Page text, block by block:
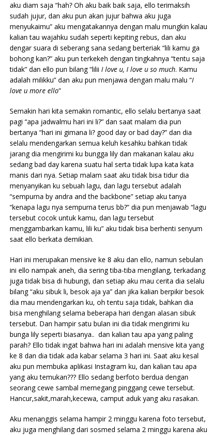
aku diam saja “hah? Oh aku baik baik saja, ello terimaksih
sudah jujur, dan aku pun akan jujur bahwa aku juga
menyukaimu” aku mengatakannya dengan malu mungkin kalau
kalian tau wajahku sudah seperti kepiting rebus, dan aku
dengar suara di seberang sana sedang berteriak “lili kamu ga
bohong kan?” aku pun terkekeh dengan tingkahnya “tentu saja
tidak” dan ello pun bilang “lilii I love u, I love u so much. Kamu
adalah milikku” dan aku pun menjawa dengan malu malu “I
love u more ello”
Semakin hari kita semakin romantic, ello selalu bertanya saat
pagi “apa jadwalmu hari ini li?” dan saat malam dia pun
bertanya “hari ini gimana li? good day or bad day?” dan dia
selalu mendengarkan semua keluh kesahku bahkan tidak
jarang dia mengirimi ku bungga lily dan makanan kalau aku
sedang bad day karena suatu hal serta tidak lupa kata kata
manis dari nya. Setiap malam saat aku tidak bisa tidur dia
menyanyikan ku sebuah lagu, dan lagu tersebut adalah
“sempurna by andra and the backbone” setiap aku tanya
“kenapa lagu nya sempurna terus bb?” dia pun menjawab “lagu
tersebut cocok untuk kamu, dan lagu tersebut
menggambarkan kamu, lili ku” aku tidak bisa berhenti senyum
saat ello berkata demikian.
Hari ini merupakan mensive ke 8 aku dan ello, namun sebulan
ini ello nampak aneh, dia sering tiba-tiba mengilang, terkadang
juga tidak bisa di hubungi, dan setiap aku mau cerita dia selalu
bilang “aku sibuk li, besok aja ya” dan jika kalian berpikir besok
dia mau mendengarkan ku, oh tentu saja tidak, bahkan dia
bisa menghilang selama beberapa hari dengan alasan sibuk
tersebut. Dan hampir satu bulan ini dia tidak mengirimi ku
bunga lily seperti biasanya.. dan kalian tau apa yang paling
parah? Ello tidak ingat bahwa hari ini adalah mensive kita yang
ke 8 dan dia tidak ada kabar selama 3 hari ini. Saat aku kesal
aku pun membuka aplikasi Instagram ku, dan kalian tau apa
yang aku temukan??? Ello sedang berfoto berdua dengan
seorang cewe sambal memegang pinggang cewe tersebut.
Hancur,sakit,marah,kecewa, camput aduk yang aku rasakan.
Aku menanggis selama hampir 2 minggu karena foto tersebut,
aku juga menghilang dari sosmed selama 2 minggu karena aku